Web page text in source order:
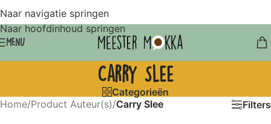
Naar navigatie springen
Naar hoofdinhoud springen
MENU
Carry Slee
Categorieën
Home/Product Auteur(s)/Carry Slee Filters